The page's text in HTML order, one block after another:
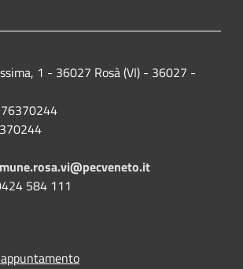
1 - 36027 Rosà (VI) - 36027 -
584 111